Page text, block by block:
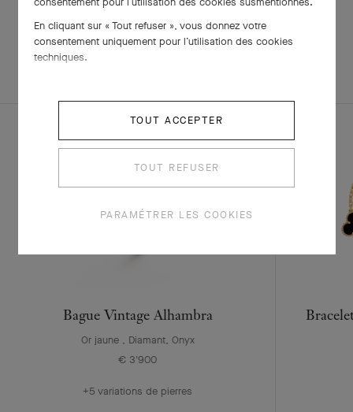
Bague Vintage Alhambra
Or jaune , Diamant, Onyx
€ 3'900
+5 variations de pierres
En cliquant sur « Tout refuser », vous donnez votre
consentement uniquement pour l’utilisation des cookies
techniques.
TOUT ACCEPTER
TOUT REFUSER
PARAMÉTRER LES COOKIES